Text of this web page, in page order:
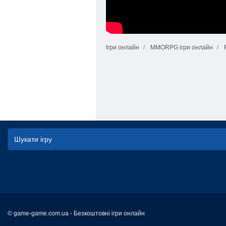
Ігри онлайн MMORPG ігри онлайн
© game-game.com.ua - Безкоштовні ігри онлайн